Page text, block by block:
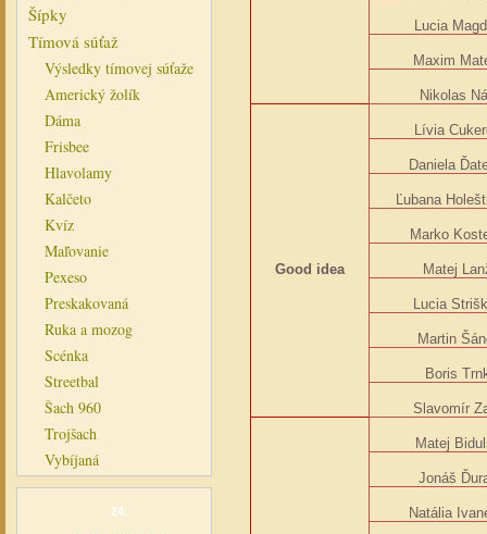
Šípky
Tímová súťaž
Výsledky tímovej súťaže
Americký žolík
Dáma
Frisbee
Hlavolamy
Kalčeto
Kvíz
Maľovanie
Pexeso
Preskakovaná
Ruka a mozog
Scénka
Streetbal
Šach 960
Trojšach
Vybíjaná
24.
Lucia
Maxim
Nikolas
Good idea
Lívia
Daniela
Ľubana
Marko
Matej
Lucia
Martin
Boris
Slavomír
Matej
Jonáš
Natália